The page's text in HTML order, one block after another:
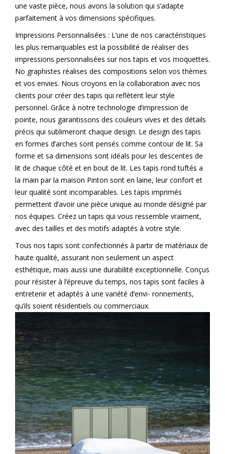
une vaste pièce, nous avons la solution qui s’adapte
parfaitement à vos dimensions spécifiques.
Impressions Personnalisées : L’une de nos caractéristiques
les plus remarquables est la possibilité de réaliser des
impressions personnalisées sur nos tapis et vos moquettes.
No graphistes réalises des compositions selon vos thèmes
et vos envies. Nous croyons en la collaboration avec nos
clients pour créer des tapis qui reflètent leur style
personnel. Grâce à notre technologie d’impression de
pointe, nous garantissons des couleurs vives et des détails
précis qui sublimeront chaque design. Le design des tapis
en formes d’arches sont pensés comme contour de lit. Sa
forme et sa dimensions sont idéals pour les descentes de
lit de chaque côté et en bout de lit. Les tapis rond tuftés a
la main par la maison Pinton sont en laine, leur confort et
leur qualité sont incomparables. Les tapis imprimés
permettent d’avoir une pièce unique au monde désigné par
nos équipes. Créez un tapis qui vous ressemble vraiment,
avec des tailles et des motifs adaptés à votre style.
Tous nos tapis sont confectionnés à partir de matériaux de
haute qualité, assurant non seulement un aspect
esthétique, mais aussi une durabilité exceptionnelle. Conçus
pour résister à l’épreuve du temps, nos tapis sont faciles à
entretenir et adaptés à une variété d’envi- ronnements,
qu’ils soient résidentiels ou commerciaux.